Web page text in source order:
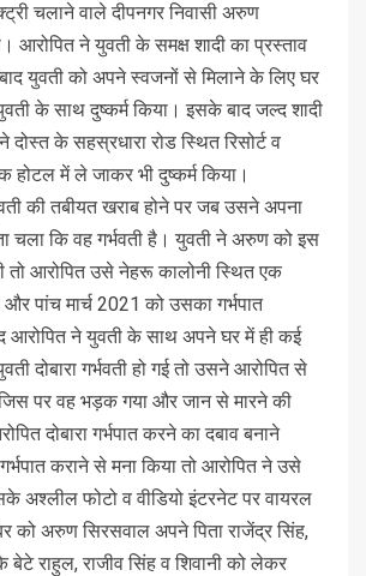
चलाने वाले दीपनगर निवासी अरुण
आरोपित ने युवती के समक्ष शादी का प्रस्ताव
युवती को अपने स्वजनों से मिलाने के लिए घर
के साथ दुष्कर्म किया। इसके बाद जल्द शादी
के सहस्रधारा रोड स्थित रिसोर्ट व
होटल में ले जाकर भी दुष्कर्म किया।
तबीयत खराब होने पर जब उसने अपना
चला कि वह गर्भवती है। युवती ने अरुण को इस
तो आरोपित उसे नेहरू कालोनी स्थित एक
और पांच मार्च 2021 को उसका गर्भपात
आरोपित ने युवती के साथ अपने घर में ही कई
दोबारा गर्भवती हो गई तो उसने आरोपित से
पर वह भड़क गया और जान से मारने की
दोबारा गर्भपात करने का दबाव बनाने
कराने से मना किया तो आरोपित ने उसे
अश्लील फोटो व वीडियो इंटरनेट पर वायरल
को अरुण सिरसवाल अपने पिता राजेंद्र सिंह,
के बेटे राहुल, राजीव सिंह व शिवानी को लेकर